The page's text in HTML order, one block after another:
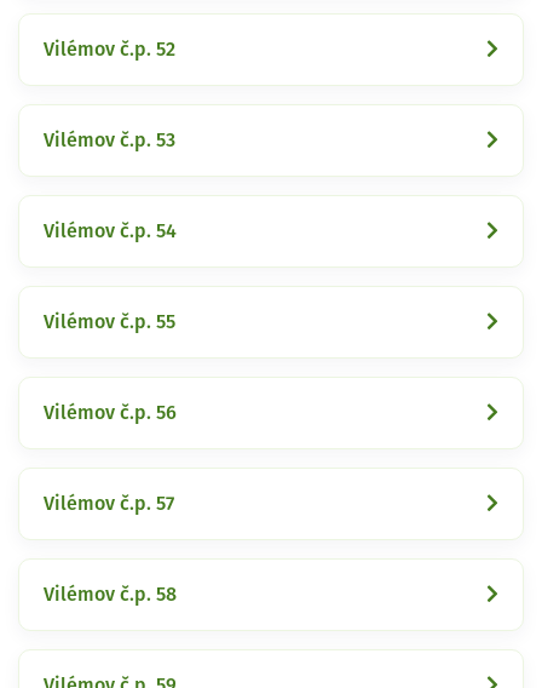
Vilémov č.p. 52
Vilémov č.p. 53
Vilémov č.p. 54
Vilémov č.p. 55
Vilémov č.p. 56
Vilémov č.p. 57
Vilémov č.p. 58